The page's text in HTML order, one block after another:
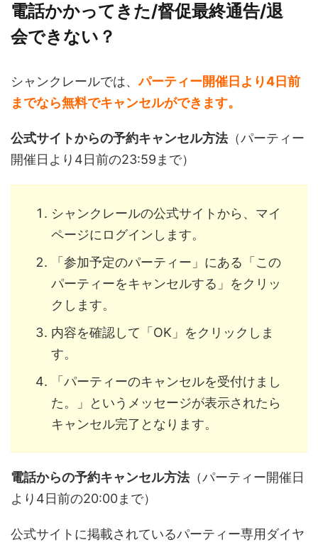
電話かかってきた/督促最終通告/退
会できない？
シャンクレールでは、パーティー開催日より4日前
までなら無料でキャンセルができます。
公式サイトからの予約キャンセル方法（パーティー
開催日より4日前の23:59まで）
シャンクレールの公式サイトから、マイ
ページにログインします。
「参加予定のパーティー」にある「この
パーティーをキャンセルする」をクリッ
クします。
内容を確認して「OK」をクリックしま
す。
「パーティーのキャンセルを受付けまし
た。」というメッセージが表示されたら
キャンセル完了となります。
電話からの予約キャンセル方法（パーティー開催日
より4日前の20:00まで）
公式サイトに掲載されているパーティー専用ダイヤ